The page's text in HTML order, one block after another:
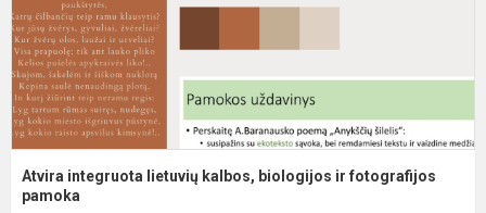
Atvira integruota lietuvių kalbos, biologijos ir fotografijos
pamoka